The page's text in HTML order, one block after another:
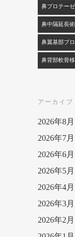
鼻プロテー
鼻中隔延長
鼻翼基部プ
鼻背部軟骨
アーカイブ
2026年8月
2026年7月
2026年6月
2026年5月
2026年4月
2026年3月
2026年2月